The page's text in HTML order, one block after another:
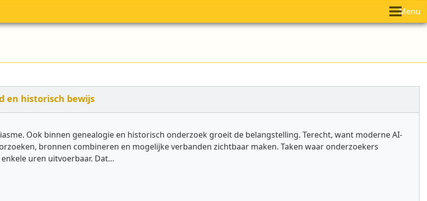
Menu
en historisch bewijs
Ook binnen genealogie en historisch onderzoek groeit de belangstelling. Terecht, want moderne AI-
bronnen combineren en mogelijke verbanden zichtbaar maken. Taken waar onderzoekers
uren uitvoerbaar. Dat…